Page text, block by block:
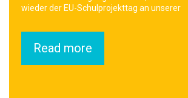
wieder der EU-Schulprojekttag an unserer
Read more